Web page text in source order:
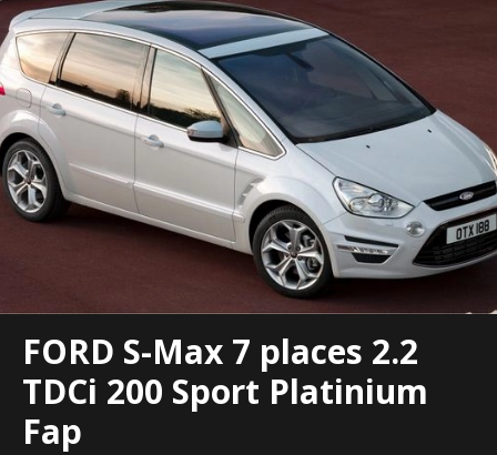
FORD S-Max 7 places 2.2
TDCi 200 Sport Platinium
Fap